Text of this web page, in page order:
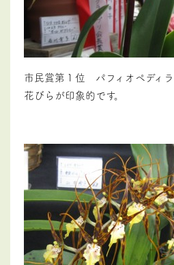
市民賞第１位 パフィオペディ
花びらが印象的です。